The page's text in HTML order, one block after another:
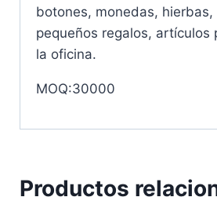
botones, monedas, hierbas,
pequeños regalos, artículos
la oficina.
MOQ:30000
Productos